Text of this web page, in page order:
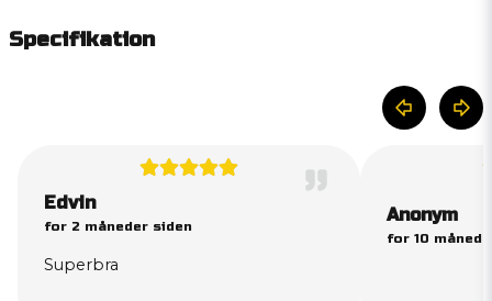
Specifikation
Edvin
for 2 måneder siden
Superbra
Anonym
for 10